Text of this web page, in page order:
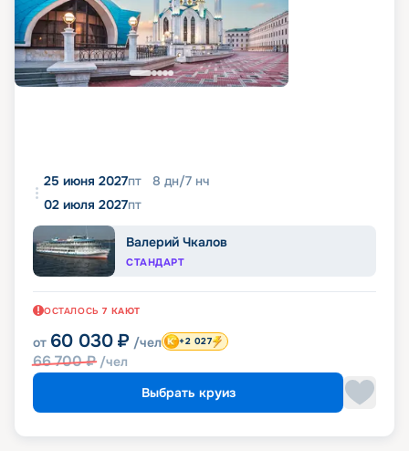
25 июня 2027пт 8 дн/7 нч
02 июля 2027пт
Валерий Чкалов
СТАНДАРТ
ОСТАЛОСЬ 7 КАЮТ
от 60 030 ₽ /чел
66 700₽ /чел
+2 027
Выбрать круиз